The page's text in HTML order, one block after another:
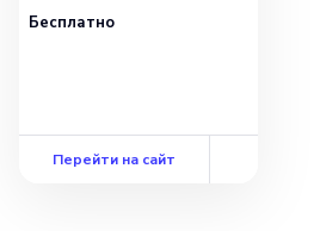
Бесплатно
Перейти на сайт